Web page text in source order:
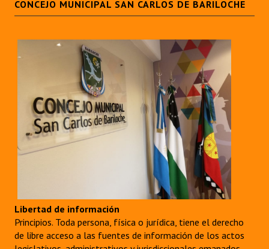
CONCEJO MUNICIPAL SAN CARLOS DE BARILOCHE
Libertad de información
Principios. Toda persona, física o jurídica, tiene el derecho
de libre acceso a las fuentes de información de los actos